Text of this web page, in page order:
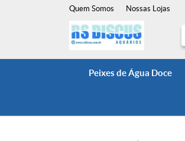
Quem Somos Nossas Lojas
Peixes de Água Doce